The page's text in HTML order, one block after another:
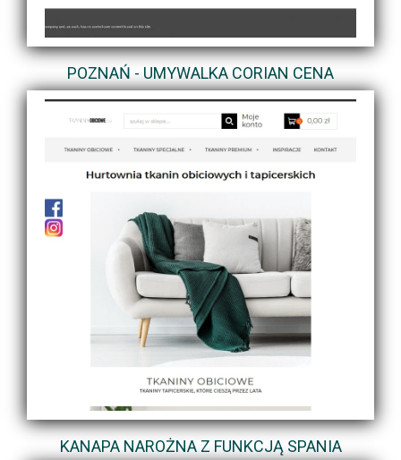
POZNAŃ - UMYWALKA CORIAN CENA
KANAPA NAROŻNA Z FUNKCJĄ SPANIA